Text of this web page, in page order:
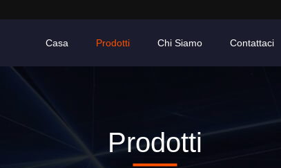
Casa Prodotti Chi Siamo Contattaci
Prodotti